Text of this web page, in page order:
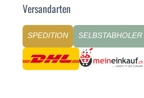
Versandarten
SPEDITION SELBSTABHOLER